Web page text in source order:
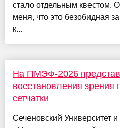
стало отдельным квестом.
меня, что это безобидная
к...
На ПМЭФ-2026
восстановления зрения
сетчатки
Сеченовский Университет